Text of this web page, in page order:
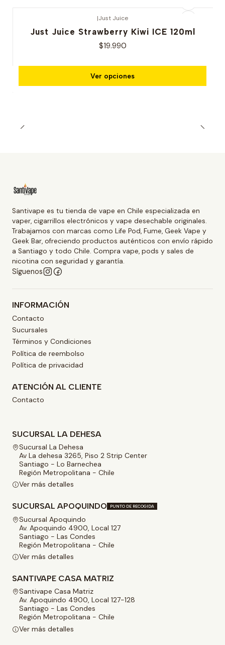
|Just Juice
Just Juice Strawberry Kiwi ICE 120ml
$19.990
Ver opciones
Santivape es tu tienda de vape en Chile especializada en
vaper, cigarrillos electrónicos y vape desechable originales.
Trabajamos con marcas como Life Pod, Fume, Geek Vape y
Geek Bar, ofreciendo productos auténticos con envío rápido
a Santiago y todo Chile. Compra vape, pods y sales de
nicotina con seguridad y garantía.
Síguenos
INFORMACIÓN
Contacto
Sucursales
Términos y Condiciones
Política de reembolso
Política de privacidad
ATENCIÓN AL CLIENTE
Contacto
SUCURSAL LA DEHESA
Sucursal La Dehesa
Av La dehesa 3265, Piso 2 Strip Center
Santiago - Lo Barnechea
Región Metropolitana - Chile
Ver más detalles
SUCURSAL APOQUINDO PUNTO DE RECOGIDA
Sucursal Apoquindo
Av. Apoquindo 4900, Local 127
Santiago - Las Condes
Región Metropolitana - Chile
Ver más detalles
SANTIVAPE CASA MATRIZ
Santivape Casa Matriz
Av. Apoquindo 4900, Local 127-128
Santiago - Las Condes
Región Metropolitana - Chile
Ver más detalles